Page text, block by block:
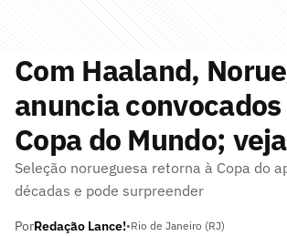
Com Haaland,
anuncia
Copa do Mundo; veja
Seleção norueguesa retorna à Copa do
décadas e pode surpreender
PorRedação Lance!•Rio de Janeiro (RJ)